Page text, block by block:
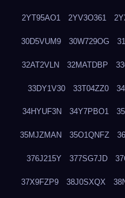
2YT95AO1 2YV3O361
30D5VUM9 30W729OG
32AT2VLN 32MATDBP
33DY1V30 33T04ZZ0
34HYUF3N 34Y7PBO1
35MJZMAN 35O1QNFZ
376J215Y 377SG7JD
37X9FZP9 38J0SXQX